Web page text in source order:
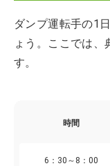
ダンプ運転手の1
ょう。ここでは、
す。
時間
6：30～8：00